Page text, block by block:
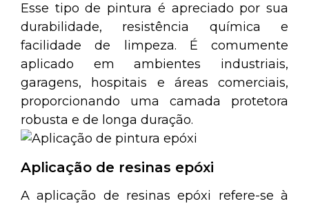
Esse tipo de pintura é apreciado por sua
durabilidade, resistência química e
facilidade de limpeza. É comumente
aplicado em ambientes industriais,
garagens, hospitais e áreas comerciais,
proporcionando uma camada protetora
robusta e de longa duração.
Aplicação de resinas epóxi
A aplicação de resinas epóxi refere-se à